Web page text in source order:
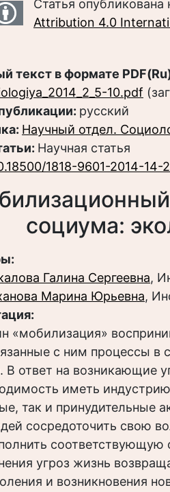
Статья
Attribution 4.0
текст в формате
10.pdf
русский
Научный отдел.
Научная статья
1818-9601-2014-14-
социума:
Галина Сергеевна,
Марина Юрьевна,
«мобилизация»
с ним процессы в
В ответ на возникающие
иметь
так и принудительные
сосредоточить свою
угроз жизнь
и возникновения